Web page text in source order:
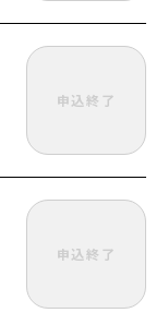
申込終了
申込終了